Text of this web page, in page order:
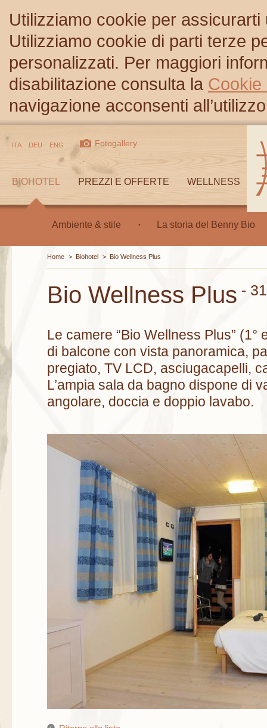
Utilizziamo cookie per
Utilizziamo cookie di parti terze
personalizzati. Per maggiori
disabilitazione consulta la Cookie
navigazione acconsenti
BIOHOTEL PREZZI E OFFERTE WELLNESS
Ambiente & stile La storia del Benny Bio
ITA DEU ENG Fotogallery
Bio Wellness Plus -
Le camere “Bio Wellness Plus” (1°
di balcone con vista panoramica,
pregiato, TV LCD, asciugacapelli,
L’ampia sala da bagno dispone di
angolare, doccia e doppio lavabo.
Home > Biohotel > Bio Wellness Plus